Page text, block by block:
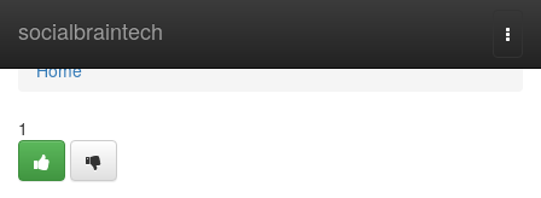
socialbraintech
Home
Home
1